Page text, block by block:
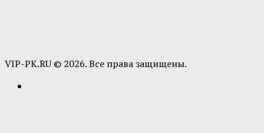
VIP-PK.RU © 2026. Все права защищены.